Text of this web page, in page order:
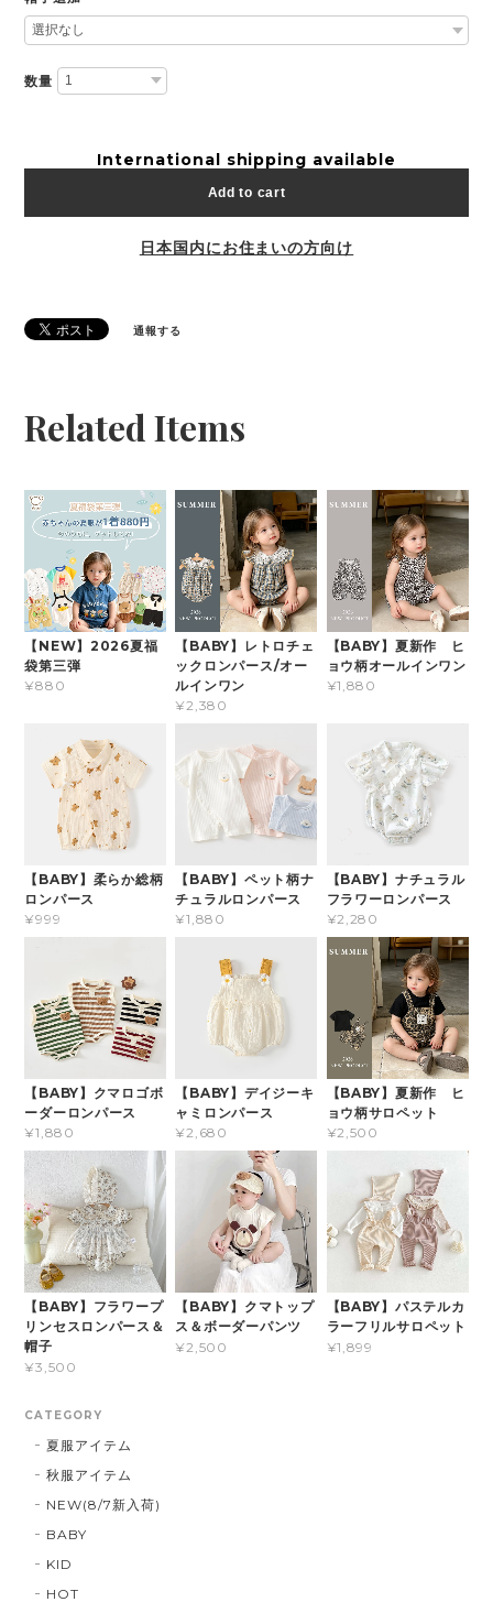
数量
International shipping available
Add to cart
日本国内にお住まいの方向け
通報する
Related Items
【NEW】2026夏福
袋第三弾
¥880
【BABY】レトロチェ
ックロンパース/オー
ルインワン
¥2,380
【BABY】夏新作 ヒ
ョウ柄オールインワン
¥1,880
【BABY】柔らか総柄
ロンパース
¥999
【BABY】ペット柄ナ
チュラルロンパース
¥1,880
【BABY】ナチュラル
フラワーロンパース
¥2,280
【BABY】クマロゴボ
ーダーロンパース
¥1,880
【BABY】デイジーキ
ャミロンパース
¥2,680
【BABY】夏新作 ヒ
ョウ柄サロペット
¥2,500
【BABY】フラワープ
リンセスロンパース＆
帽子
¥3,500
【BABY】クマトップ
ス＆ボーダーパンツ
¥2,500
【BABY】パステルカ
ラーフリルサロペット
¥1,899
CATEGORY
夏服アイテム
秋服アイテム
NEW(8/7新入荷)
BABY
KID
HOT